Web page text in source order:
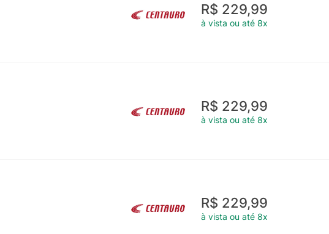
R$ 229,99
à vista ou até 8x
R$ 229,99
à vista ou até 8x
R$ 229,99
à vista ou até 8x